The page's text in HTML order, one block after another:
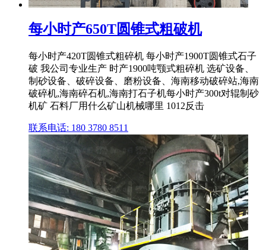
每小时产650T圆锥式粗破机
每小时产420T圆锥式粗碎机 每小时产1900T圆锥式石子
破 我公司专业生产 时产1900吨颚式粗碎机 选矿设备、
制砂设备、破碎设备、磨粉设备、海南移动破碎站,海南
破碎机,海南碎石机,海南打石子机每小时产300t对辊制砂
机矿 石料厂用什么矿山机械哪里 1012反击
联系电话: 180 3780 8511